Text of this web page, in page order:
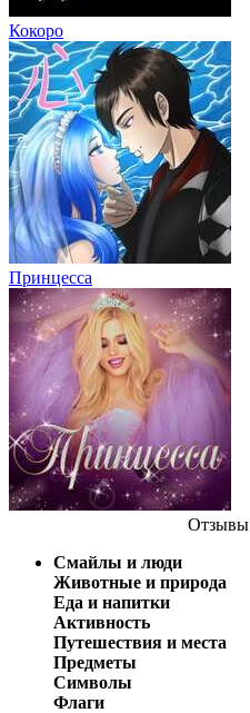
Кокоро
Принцесса
Отзывы
Смайлы и люди
Животные и природа
Еда и напитки
Активность
Путешествия и места
Предметы
Символы
Флаги